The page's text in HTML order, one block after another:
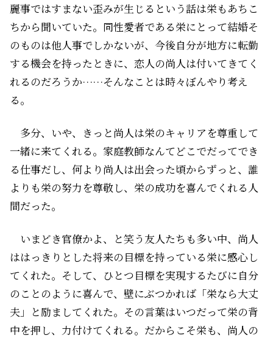
麗事ではすまない歪みが生じるという話は栄もあちこ
ちから聞いていた。同性愛者である栄にとって結婚そ
のものは他人事でしかないが、今後自分が地方に転勤
する機会を持ったときに、恋人の尚人は付いてきてく
れるのだろうか……そんなことは時々ぼんやり考え
る。
多分、いや、きっと尚人は栄のキャリアを尊重して
一緒に来てくれる。家庭教師なんてどこでだってでき
る仕事だし、何より尚人は出会った頃からずっと、誰
よりも栄の努力を尊敬し、栄の成功を喜んでくれる人
間だった。
いまどき官僚かよ、と笑う友人たちも多い中、尚人
ははっきりとした将来の目標を持っている栄に感心し
てくれた。そして、ひとつ目標を実現するたびに自分
のことのように喜んで、壁にぶつかれば「栄なら大丈
夫」と励ましてくれた。その言葉はいつだって栄の背
中を押し、力付けてくれる。だからこそ栄も、尚人の